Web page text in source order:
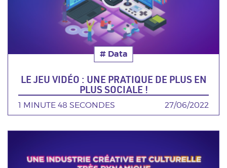
Thématique
# Data
LE JEU VIDÉO : UNE PRATIQUE DE PLUS EN
PLUS SOCIALE !
DURÉE
1 MINUTE 48 SECONDES DATE
27/06/2022
video